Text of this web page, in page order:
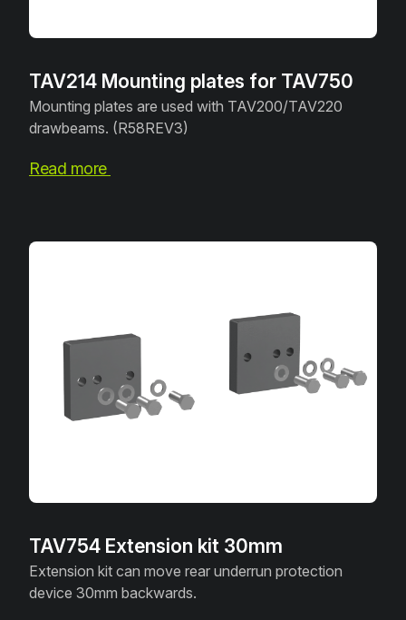
TAV214 Mounting plates for TAV750
Mounting plates are used with TAV200/TAV220
drawbeams. (R58REV3)
Read more
TAV754 Extension kit 30mm
Extension kit can move rear underrun protection
device 30mm backwards.